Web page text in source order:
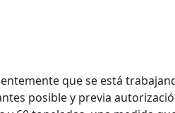
que se está
posible y previa